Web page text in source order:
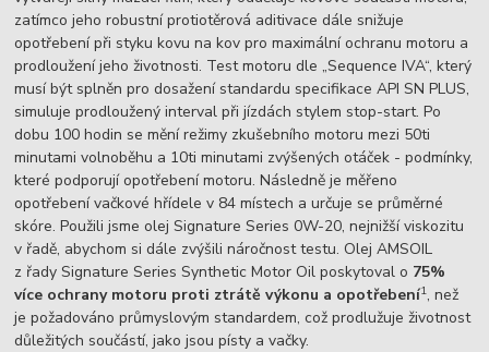
zatímco jeho robustní protiotěrová aditivace dále snižuje
opotřebení při styku kovu na kov pro maximální ochranu motoru a
prodloužení jeho životnosti. Test motoru dle „Sequence IVA“, který
musí být splněn pro dosažení standardu specifikace API SN PLUS,
simuluje prodloužený interval při jízdách stylem stop-start. Po
dobu 100 hodin se mění režimy zkušebního motoru mezi 50ti
minutami volnoběhu a 10ti minutami zvýšených otáček - podmínky,
které podporují opotřebení motoru. Následně je měřeno
opotřebení vačkové hřídele v 84 místech a určuje se průměrné
skóre. Použili jsme olej Signature Series 0W-20, nejnižší viskozitu
v řadě, abychom si dále zvýšili náročnost testu. Olej AMSOIL
z řady Signature Series Synthetic Motor Oil poskytoval o 75%
více ochrany motoru proti ztrátě výkonu a opotřebení1, než
je požadováno průmyslovým standardem, což prodlužuje životnost
důležitých součástí, jako jsou písty a vačky.